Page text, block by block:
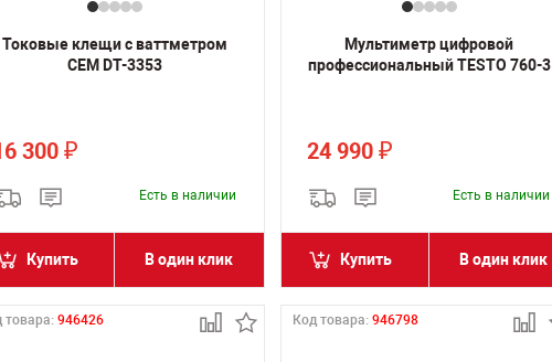
Токовые клещи с ваттметром
CEM DT-3353
300 ₽
Есть в наличии
Купить В один клик
Мультиметр цифровой
профессиональный TESTO 760-3
24 990 ₽
Есть в наличии
Купить В один клик
товара: 946426 Код товара: 946798